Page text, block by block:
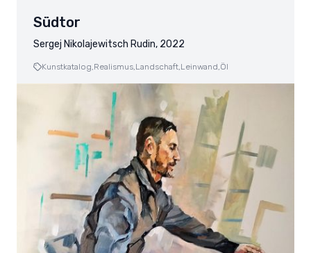
Südtor
Sergej Nikolajewitsch Rudin, 2022
Kunstkatalog,Realismus,Landschaft,Leinwand,Öl